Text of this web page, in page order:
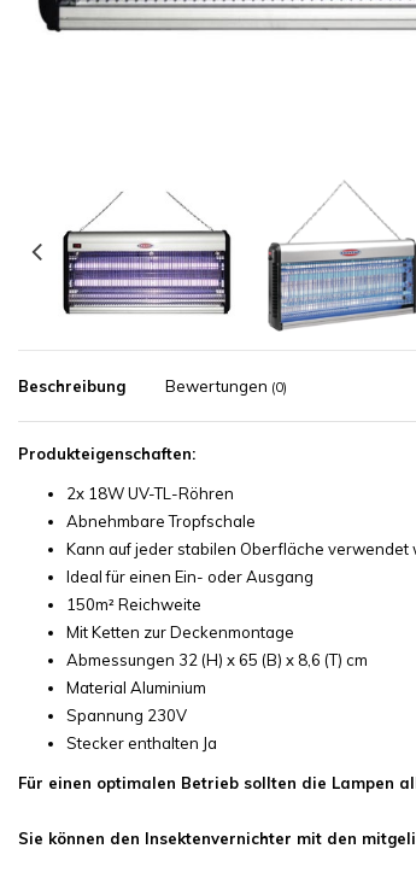
Beschreibung Bewertungen (0)
Produkteigenschaften:
2x 18W UV-TL-Röhren
Abnehmbare Tropfschale
Kann auf jeder stabilen Oberfläche verwendet
Ideal für einen Ein- oder Ausgang
150m² Reichweite
Mit Ketten zur Deckenmontage
Abmessungen 32 (H) x 65 (B) x 8,6 (T) cm
Material Aluminium
Spannung 230V
Stecker enthalten Ja
Für einen optimalen Betrieb sollten die Lampen
Sie können den Insektenvernichter mit den